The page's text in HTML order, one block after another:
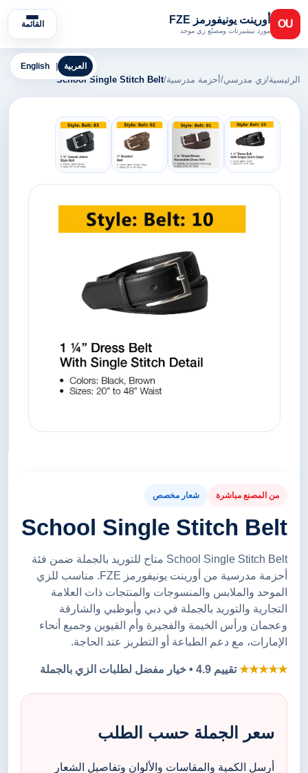
OU أورينت يونيفورمز FZE
مورد تيشيرتات ومصنّع زي موحد
القائمة
English العربية
الرئيسية/زي مدرسي/أحزمة مدرسية/
School Single Stitch Belt
من المصنع مباشرة شعار مخصص
School Single Stitch Belt
School Single Stitch Belt متاح للتوريد بالجملة ضمن فئة
أحزمة مدرسية من أورينت يونيفورمز FZE. مناسب للزي
الموحد والملابس والمنسوجات والمنتجات ذات العلامة
التجارية والتوريد بالجملة في دبي وأبوظبي والشارقة
وعجمان ورأس الخيمة والفجيرة وأم القيوين وجميع أنحاء
الإمارات، مع دعم الطباعة أو التطريز عند الحاجة.
★★★★★تقييم 4.9 • خيار مفضل لطلبات الزي بالجملة
سعر الجملة حسب الطلب
أرسل الكمية والمقاسات والألوان وتفاصيل الشعار